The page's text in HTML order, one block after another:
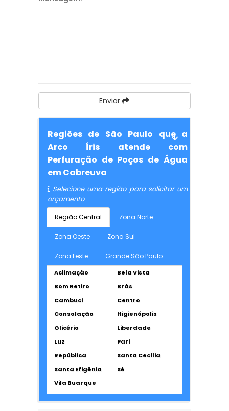
Enviar
Regiões de São Paulo que a
Arco Íris atende com
Perfuração de Poços de Água
em Cabreuva
Selecione uma região para solicitar um
orçamento
Região Central Zona Norte
Zona Oeste Zona Sul
Zona Leste Grande São Paulo
Aclimação
Bela Vista
Bom Retiro
Brás
Cambuci
Centro
Consolação
Higienópolis
Glicério
Liberdade
Luz
Pari
República
Santa Cecília
Santa Efigênia
Sé
Vila Buarque